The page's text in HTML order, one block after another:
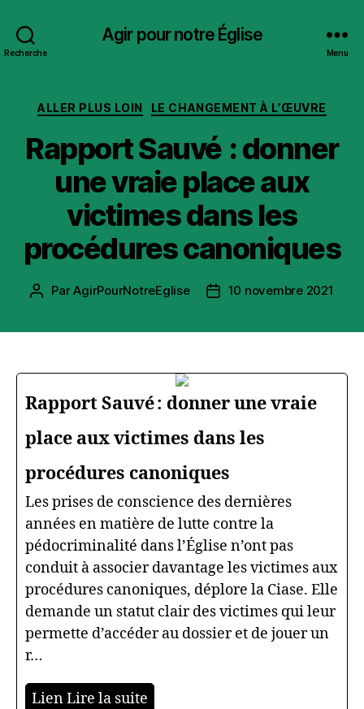
Recherche
Agir pour notre Église
Menu
Catégories
ALLER PLUS LOIN LE CHANGEMENT À L’ŒUVRE
Rapport Sauvé : donner
une vraie place aux
victimes dans les
procédures canoniques
Auteur
ParAgirPourNotreEglise
Date10 novembre 2021
Rapport Sauvé : donner une vraie
place aux victimes dans les
procédures canoniques
Les prises de conscience des dernières
années en matière de lutte contre la
pédocriminalité dans l’Église n’ont pas
conduit à associer davantage les victimes aux
procédures canoniques, déplore la Ciase. Elle
demande un statut clair des victimes qui leur
permette d’accéder au dossier et de jouer un
r…
Lien Lire la suite